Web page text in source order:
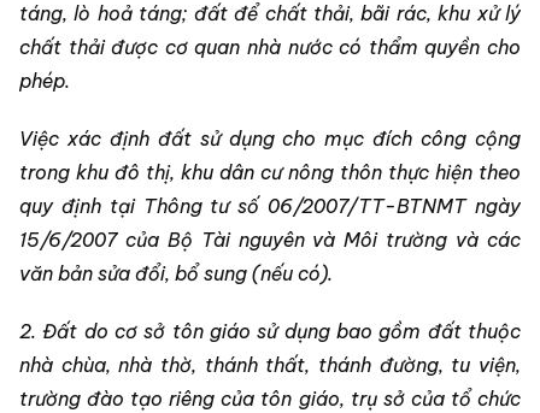
táng, lò hoả táng; đất để chất thải, bãi rác, khu xử lý
chất thải được cơ quan nhà nước có thẩm quyền cho
phép.
Việc xác định đất sử dụng cho mục đích công cộng
trong khu đô thị, khu dân cư nông thôn thực hiện theo
quy định tại Thông tư số 06/2007/TT-BTNMT ngày
15/6/2007 của Bộ Tài nguyên và Môi trường và các
văn bản sửa đổi, bổ sung (nếu có).
2. Đất do cơ sở tôn giáo sử dụng bao gồm đất thuộc
nhà chùa, nhà thờ, thánh thất, thánh đường, tu viện,
trường đào tạo riêng của tôn giáo, trụ sở của tổ chức